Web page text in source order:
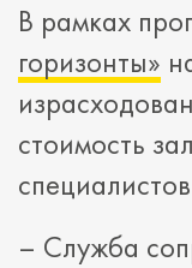
В рамках
горизонты»
стоимость
– Служба